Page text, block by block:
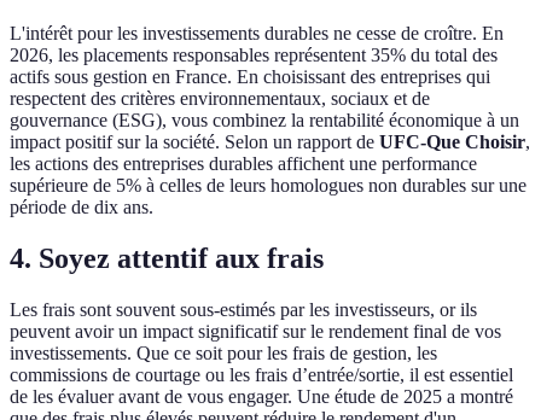
L'intérêt pour les investissements durables ne cesse de croître. En
2026, les placements responsables représentent 35% du total des
actifs sous gestion en France. En choisissant des entreprises qui
respectent des critères environnementaux, sociaux et de
gouvernance (ESG), vous combinez la rentabilité économique à un
impact positif sur la société. Selon un rapport de UFC-Que Choisir,
les actions des entreprises durables affichent une performance
supérieure de 5% à celles de leurs homologues non durables sur une
période de dix ans.
4. Soyez attentif aux frais
Les frais sont souvent sous-estimés par les investisseurs, or ils
peuvent avoir un impact significatif sur le rendement final de vos
investissements. Que ce soit pour les frais de gestion, les
commissions de courtage ou les frais d’entrée/sortie, il est essentiel
de les évaluer avant de vous engager. Une étude de 2025 a montré